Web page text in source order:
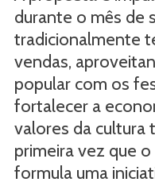
durante o mês de
tradicionalmente
vendas,
popular com os
fortalecer a
valores da cultura
primeira vez que
formula uma